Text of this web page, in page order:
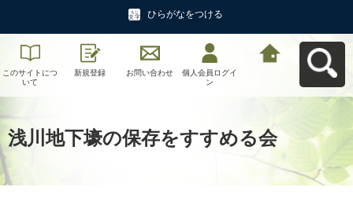
ひらがなをつける
このサイトにつ
いて
新規登録 お問い合わせ
個人会員ログイ
ン
浅川地下壕の保存をすすめる会